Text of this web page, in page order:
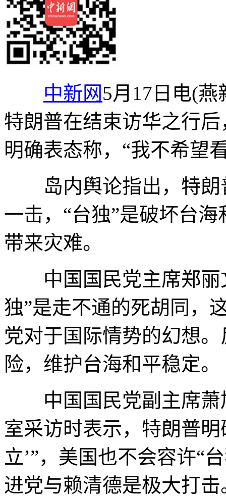
中新网5月17日电(
特朗普在结束访华之行
明确表态称，“我不希望
岛内舆论指出，特朗
一击，“台独”是破坏台
带来灾难。
中国国民党主席郑丽
独”是走不通的死胡同，
党对于国际情势的幻想
险，维护台海和平稳定。
中国国民党副主席萧
室采访时表示，特朗普
立’”，美国也不会容许“
进党与赖清德是极大打击